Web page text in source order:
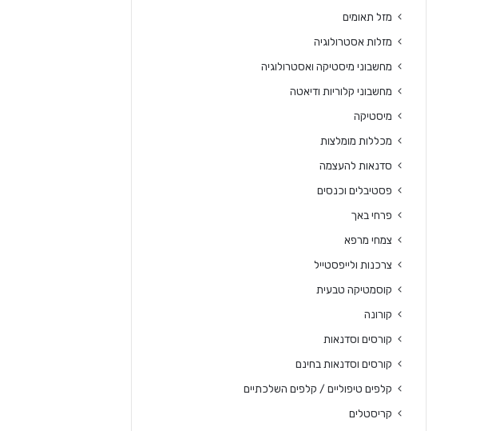
מזל תאומים
מזלות אסטרולוגיה
מחשבוני מיסטיקה ואסטרולוגיה
מחשבוני קלוריות ודיאטה
מיסטיקה
מכללות מומלצות
סדנאות להעצמה
פסטיבלים וכנסים
פרחי באך
צמחי מרפא
צרכנות ולייפסטייל
קוסמטיקה טבעית
קורונה
קורסים וסדנאות
קורסים וסדנאות בחינם
קלפים טיפוליים / קלפים השלכתיים
קריסטלים